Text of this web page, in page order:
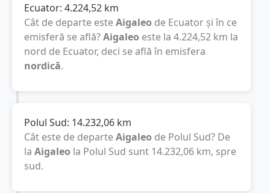
Ecuator: 4.224,52 km
Cât de departe esteAigaleo de Ecuator și în ce
emisferă se află?Aigaleo este la 4.224,52 km la
nord de Ecuator, deci se află în emisfera
nordică.
Polul Sud: 14.232,06 km
Cât este de departeAigaleo de Polul Sud? De
la Aigaleo la Polul Sud sunt 14.232,06 km, spre
sud.